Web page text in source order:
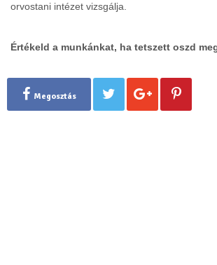
orvostani intézet vizsgálja.
Értékeld a munkánkat, ha tetszett oszd
Megosztás